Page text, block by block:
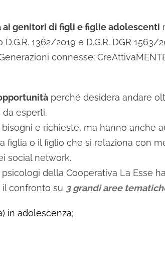
ai genitori di figli e figlie adolescenti
1362/2019 e D.G.R. DGR
connesse:
perché desidera andare
esperti.
e richieste, ma hanno anche
figlia o il figlio che si relaziona con
social network.
della Cooperativa La Esse
confronto su 3 grandi aree
in adolescenza;